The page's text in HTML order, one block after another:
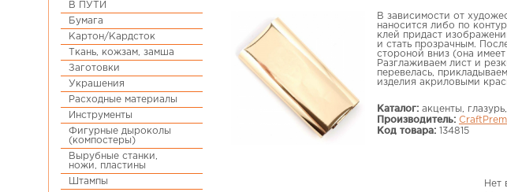
В ПУТИ
Бумага
Картон/Кардсток
Ткань, кожзам, замша
Заготовки
Украшения
Расходные материалы
Инструменты
Фигурные дыроколы
(компостеры)
Вырубные станки,
ножи, пластины
Штампы
В зависимости от
наносится либо по
клей придаст
и стать прозрачным.
стороной вниз (она
Разглаживаем лист и
перевелась,
изделия акриловыми
Каталог: акценты,
Производитель:
Код товара: 134815
Нет